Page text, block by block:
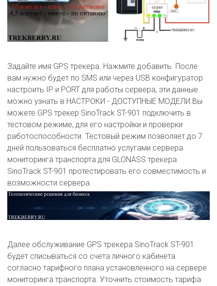
Задайте имя GPS трекера. Нажмите добавить. После
вам нужно будет по SMS или через USB конфигуратор
настроить IP и PORT для работы сервера, эти данные
можно узнать в НАСТРОКИ - ДОСТУПНЫЕ МОДЕЛИ.Вы
можете GPS трекер SinoTrack ST-901 подключить в
тестовом режиме, для его настройки и проверки
работоспособности. Тестовый режим позволяет до 7
дней пользоваться бесплатно услугами сервера
мониторинга транспорта для GLONASS трекера
SinoTrack ST-901 протестировать его совместимость и
возможности сервера.
Далее обслуживание GPS трекера SinoTrack ST-901
будет списываться со счета личного кабинета
согласно тарифного плана установленного на сервере
мониторинга транспорта. Уточнить стоимость тарифа